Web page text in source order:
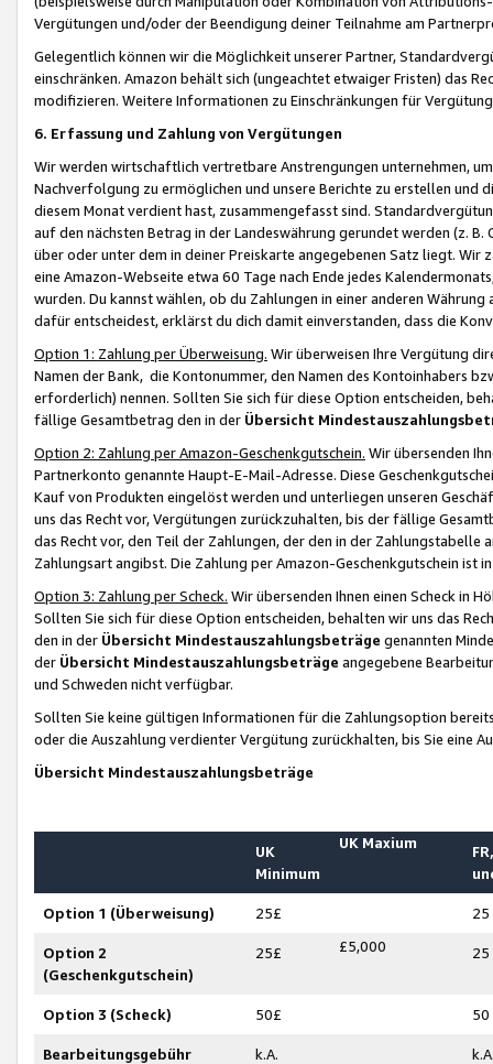
Vergütungen und/oder der Beendigung deiner Teilnahme am
Gelegentlich können wir die Möglichkeit unserer Partner,
einschränken. Amazon behält sich (ungeachtet etwaiger Fristen) das
modifizieren. Weitere Informationen zu Einschränkungen für
6. Erfassung und Zahlung von Vergütungen
Wir werden wirtschaftlich vertretbare Anstrengungen unternehmen,
Nachverfolgung zu ermöglichen und unsere Berichte zu erstellen und
diesem Monat verdient hast, zusammengefasst sind.
auf den nächsten Betrag in der Landeswährung gerundet werden (z.
über oder unter dem in deiner Preiskarte angegebenen Satz liegt.
eine Amazon-Webseite etwa 60 Tage nach Ende jedes
wurden. Du kannst wählen, ob du Zahlungen in einer anderen
dafür entscheidest, erklärst du dich damit einverstanden, dass die
Option 1: Zahlung per Überweisung. Wir überweisen Ihre Vergütung
Namen der Bank, die Kontonummer, den Namen des Kontoinhabers
erforderlich) nennen. Sollten Sie sich für diese Option entscheiden,
fällige Gesamtbetrag den in der Übersicht
Option 2: Zahlung per Amazon-Geschenkgutschein. Wir übersenden
Partnerkonto genannte Haupt-E-Mail-Adresse. Diese
Kauf von Produkten eingelöst werden und unterliegen unseren
uns das Recht vor, Vergütungen zurückzuhalten, bis der fällige
das Recht vor, den Teil der Zahlungen, der den in der
Zahlungsart angibst. Die Zahlung per Amazon-Geschenkgutschein ist
Option 3: Zahlung per Scheck. Wir übersenden Ihnen einen Scheck in
Sollten Sie sich für diese Option entscheiden, behalten wir uns das
den in der Übersicht Mindestauszahlungsbeträge genannten
der Übersicht Mindestauszahlungsbeträge angegebene
und Schweden nicht verfügbar.
Sollten Sie keine gültigen Informationen für die Zahlungsoption
oder die Auszahlung verdienter Vergütung zurückhalten, bis Sie
Übersicht Mindestauszahlungsbeträge
UK
Minimum
UK Maxium
Option 1 (Überweisung) 25£ 25
Option 2
(Geschenkgutschein)
25£ £5,000 25
Option 3 (Scheck) 50£ 50
Bearbeitungsgebühr
k.A.